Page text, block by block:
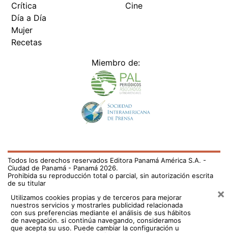
Crítica
Día a Día
Mujer
Recetas
Cine
Miembro de:
Todos los derechos reservados Editora Panamá América S.A. -
Ciudad de Panamá - Panamá 2026.
Prohibida su reproducción total o parcial, sin autorización escrita
de su titular
Utilizamos cookies propias y de terceros para mejorar
nuestros servicios y mostrarles publicidad relacionada
con sus preferencias mediante el análisis de sus hábitos
de navegación. si continúa navegando, consideramos
que acepta su uso. Puede cambiar la configuración u
×